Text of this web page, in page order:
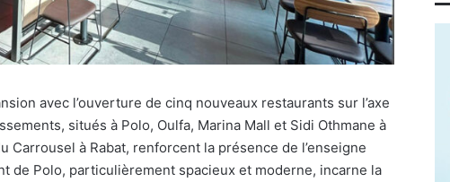
avec l’ouverture de cinq nouveaux restaurants sur l’axe
situés à Polo, Oulfa, Marina Mall et Sidi Othmane à
Carrousel à Rabat, renforcent la présence de l’enseigne
de Polo, particulièrement spacieux et moderne, incarne la